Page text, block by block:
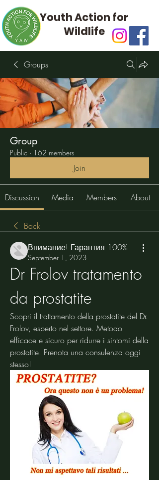
Youth Action for
Wildlife
Groups
Group
Public · 162 members
Join
Discussion Media Members About
Back
Внимание! Гарантия 100%
September 1, 2023
Dr Frolov tratamento
da prostatite
Scopri il trattamento della prostatite del Dr.
Frolov, esperto nel settore. Metodo
efficace e sicuro per ridurre i sintomi della
prostatite. Prenota una consulenza oggi
stesso!